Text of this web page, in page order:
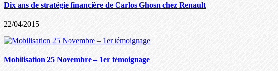
Dix ans de stratégie financière de Carlos Ghosn chez Renault
22/04/2015
Mobilisation 25 Novembre – 1er témoignage